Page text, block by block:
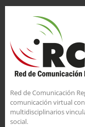
Red de Comunicación
comunicación virtual
multidisciplinarios
social.